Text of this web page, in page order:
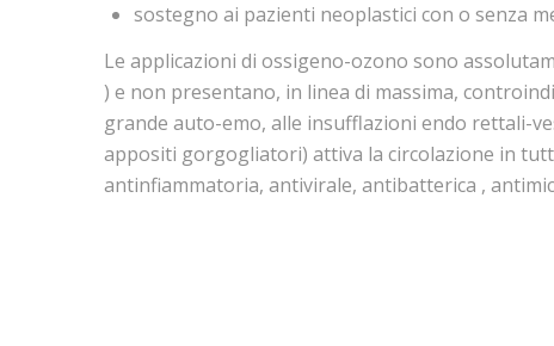
sostegno ai pazienti neoplastici con o senza
Le applicazioni di ossigeno-ozono sono
) e non presentano, in linea di massima,
grande auto-emo, alle insufflazioni endo rettali-
appositi gorgogliatori) attiva la circolazione in
antinfiammatoria, antivirale, antibatterica ,